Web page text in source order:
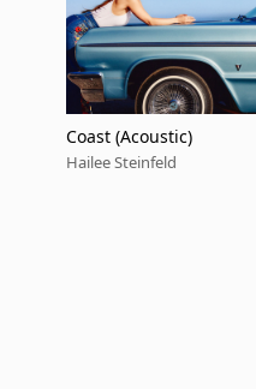
Coast (Acoustic)
Hailee Steinfeld